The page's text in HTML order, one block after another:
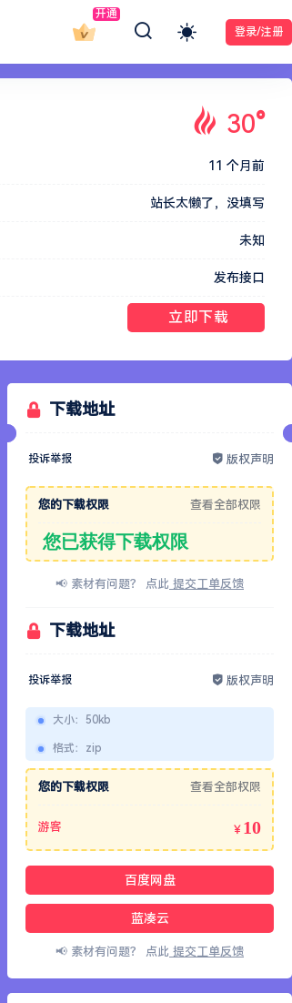
开通
登录/注册
30°
11 个月前
站长太懒了，没填写
未知
发布接口
立即下载
下载地址
投诉举报 版权声明
您的下载权限 查看全部权限
您已获得下载权限
📢 素材有问题？ 点此 提交工单反馈
下载地址
投诉举报 版权声明
大小： 50kb
格式： zip
您的下载权限 查看全部权限
游客 ￥ 10
百度网盘
蓝凑云
📢 素材有问题？ 点此 提交工单反馈